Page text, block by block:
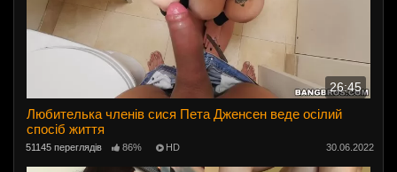
26:45
Любителька членів сися Пета Дженсен веде осілий
спосіб життя
51145 переглядів 86% HD 30.06.2022